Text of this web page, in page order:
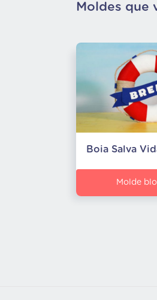
Moldes que
Boia Salva
Molde